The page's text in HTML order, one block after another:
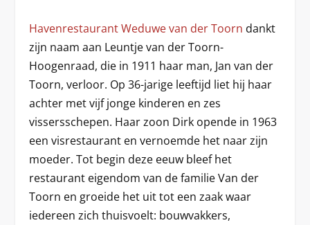
Havenrestaurant Weduwe van der Toorn dankt
zijn naam aan Leuntje van der Toorn-
Hoogenraad, die in 1911 haar man, Jan van der
Toorn, verloor. Op 36-jarige leeftijd liet hij haar
achter met vijf jonge kinderen en zes
vissersschepen. Haar zoon Dirk opende in 1963
een visrestaurant en vernoemde het naar zijn
moeder. Tot begin deze eeuw bleef het
restaurant eigendom van de familie Van der
Toorn en groeide het uit tot een zaak waar
iedereen zich thuisvoelt: bouwvakkers,